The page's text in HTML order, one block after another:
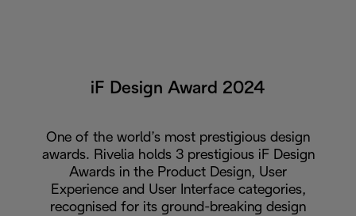
iF Design Award 2024
One of the world’s most prestigious design
awards. Rivelia holds 3 prestigious iF Design
Awards in the Product Design, User
Experience and User Interface categories,
recognised for its ground-breaking design